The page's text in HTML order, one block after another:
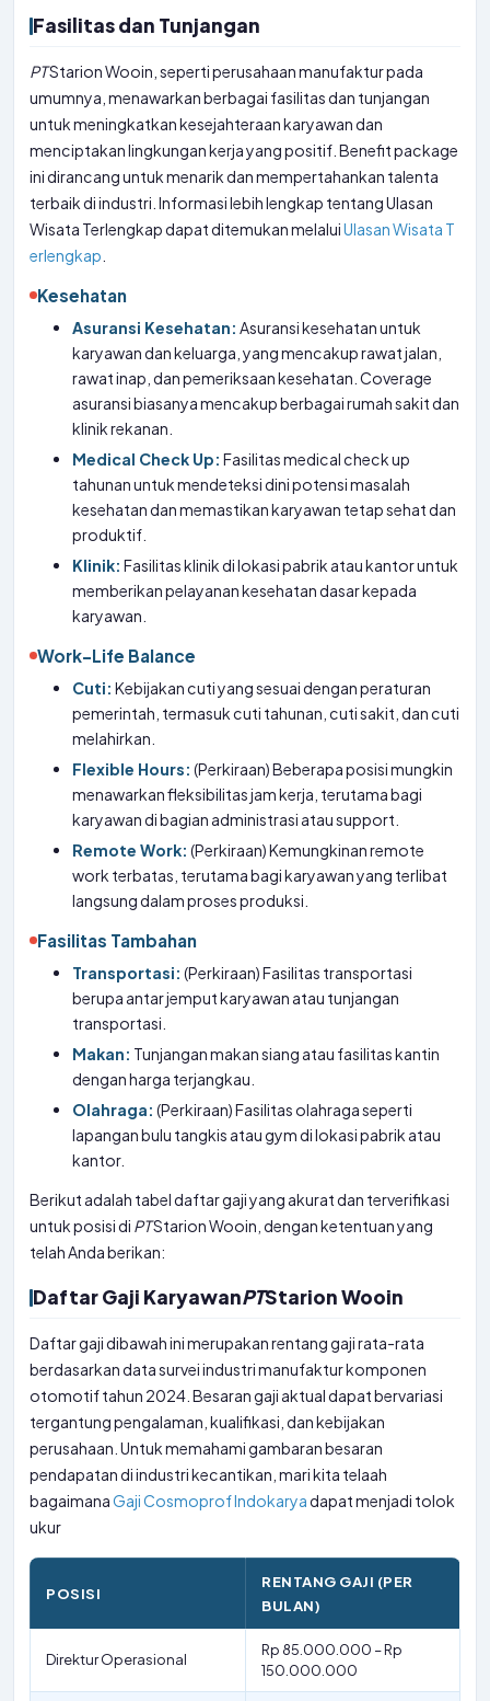
Fasilitas dan Tunjangan
PTStarion Wooin, seperti perusahaan manufaktur pada
umumnya, menawarkan berbagai fasilitas dan tunjangan
untuk meningkatkan kesejahteraan karyawan dan
menciptakan lingkungan kerja yang positif. Benefit package
ini dirancang untuk menarik dan mempertahankan talenta
terbaik di industri. Informasi lebih lengkap tentang Ulasan
Wisata Terlengkap dapat ditemukan melaluiUlasan Wisata T
erlengkap
Kesehatan
Asuransi Kesehatan: Asuransi kesehatan untuk
karyawan dan keluarga, yang mencakup rawat jalan,
rawat inap, dan pemeriksaan kesehatan. Coverage
asuransi biasanya mencakup berbagai rumah sakit dan
klinik rekanan.
Medical Check Up: Fasilitas medical check up
tahunan untuk mendeteksi dini potensi masalah
kesehatan dan memastikan karyawan tetap sehat dan
produktif.
Klinik: Fasilitas klinik di lokasi pabrik atau kantor untuk
memberikan pelayanan kesehatan dasar kepada
karyawan.
Work-Life Balance
Cuti: Kebijakan cuti yang sesuai dengan peraturan
pemerintah, termasuk cuti tahunan, cuti sakit, dan cuti
melahirkan.
Flexible Hours: (Perkiraan) Beberapa posisi mungkin
menawarkan fleksibilitas jam kerja, terutama bagi
karyawan di bagian administrasi atau support.
Remote Work: (Perkiraan) Kemungkinan remote
work terbatas, terutama bagi karyawan yang terlibat
langsung dalam proses produksi.
Fasilitas Tambahan
Transportasi: (Perkiraan) Fasilitas transportasi
berupa antar jemput karyawan atau tunjangan
transportasi.
Makan: Tunjangan makan siang atau fasilitas kantin
dengan harga terjangkau.
Olahraga: (Perkiraan) Fasilitas olahraga seperti
lapangan bulu tangkis atau gym di lokasi pabrik atau
kantor.
Berikut adalah tabel daftar gaji yang akurat dan terverifikasi
untuk posisi di PTStarion Wooin, dengan ketentuan yang
telah Anda berikan:
Daftar Gaji KaryawanPTStarion Wooin
Daftar gaji dibawah ini merupakan rentang gaji rata-rata
berdasarkan data survei industri manufaktur komponen
otomotif tahun 2024. Besaran gaji aktual dapat bervariasi
tergantung pengalaman, kualifikasi, dan kebijakan
perusahaan. Untuk memahami gambaran besaran
pendapatan di industri kecantikan, mari kita telaah
bagaimanaGaji Cosmoprof Indokaryadapat menjadi tolok
ukur
POSISI
RENTANG GAJI (PER
BULAN)
Direktur Operasional
Rp 85.000.000 – Rp
150.000.000